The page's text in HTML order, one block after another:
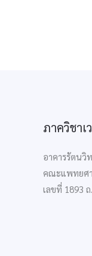
ภาควิชา
อาคารรัตน
คณะแพทยศ
เลขที่ 1893